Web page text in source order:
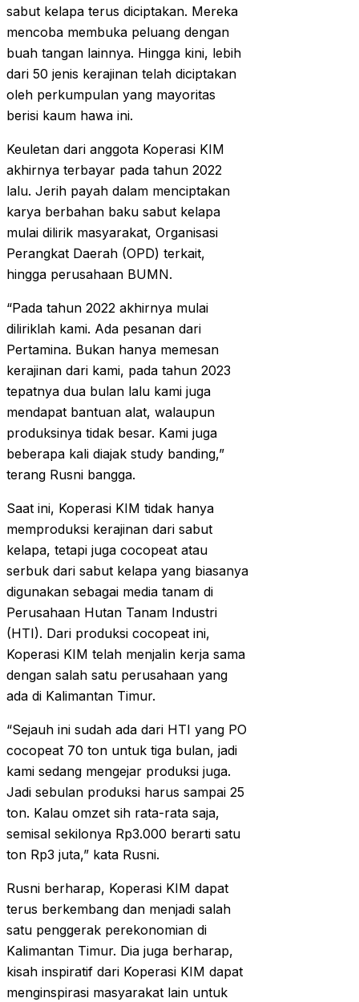
sabut kelapa terus diciptakan. Mereka
mencoba membuka peluang dengan
buah tangan lainnya. Hingga kini, lebih
dari 50 jenis kerajinan telah diciptakan
oleh perkumpulan yang mayoritas
berisi kaum hawa ini.
Keuletan dari anggota Koperasi KIM
akhirnya terbayar pada tahun 2022
lalu. Jerih payah dalam menciptakan
karya berbahan baku sabut kelapa
mulai dilirik masyarakat, Organisasi
Perangkat Daerah (OPD) terkait,
hingga perusahaan BUMN.
“Pada tahun 2022 akhirnya mulai
diliriklah kami. Ada pesanan dari
Pertamina. Bukan hanya memesan
kerajinan dari kami, pada tahun 2023
tepatnya dua bulan lalu kami juga
mendapat bantuan alat, walaupun
produksinya tidak besar. Kami juga
beberapa kali diajak study banding,”
terang Rusni bangga.
Saat ini, Koperasi KIM tidak hanya
memproduksi kerajinan dari sabut
kelapa, tetapi juga cocopeat atau
serbuk dari sabut kelapa yang biasanya
digunakan sebagai media tanam di
Perusahaan Hutan Tanam Industri
(HTI). Dari produksi cocopeat ini,
Koperasi KIM telah menjalin kerja sama
dengan salah satu perusahaan yang
ada di Kalimantan Timur.
“Sejauh ini sudah ada dari HTI yang PO
cocopeat 70 ton untuk tiga bulan, jadi
kami sedang mengejar produksi juga.
Jadi sebulan produksi harus sampai 25
ton. Kalau omzet sih rata-rata saja,
semisal sekilonya Rp3.000 berarti satu
ton Rp3 juta,” kata Rusni.
Rusni berharap, Koperasi KIM dapat
terus berkembang dan menjadi salah
satu penggerak perekonomian di
Kalimantan Timur. Dia juga berharap,
kisah inspiratif dari Koperasi KIM dapat
menginspirasi masyarakat lain untuk